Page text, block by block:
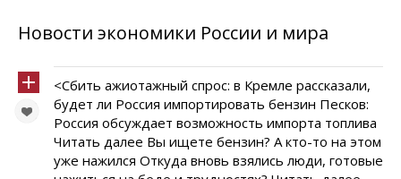
Новости экономики России и мира
<Сбить ажиотажный спрос: в Кремле рассказали,
будет ли Россия импортировать бензин Песков:
Россия обсуждает возможность импорта топлива
Читать далее Вы ищете бензин? А кто-то на этом
уже нажился Откуда вновь взялись люди, готовые